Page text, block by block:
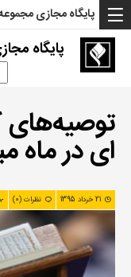
... Read more »" />
»" />... Read more »" />
پایگاه
پایگاه مجازی مجموعه
توصیه‌های
ای در ماه
21 خرداد 1395 نظرات (0)